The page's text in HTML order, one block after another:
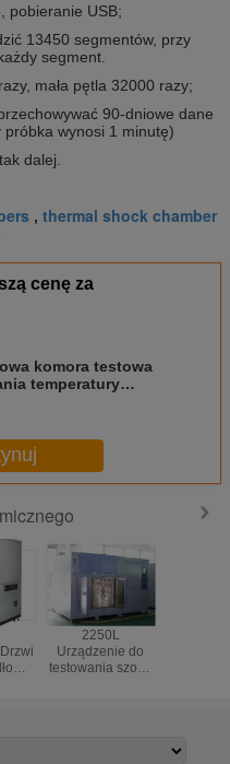
pobieranie USB;
13450 segmentów, przy
segment.
mała pętla 32000 razy;
90-dniowe dane
wynosi 1 minutę)
dalej.
, thermal shock chamber
cenę za
komora testowa
temperatury
2250L
Urządzenie do
testowania szoku